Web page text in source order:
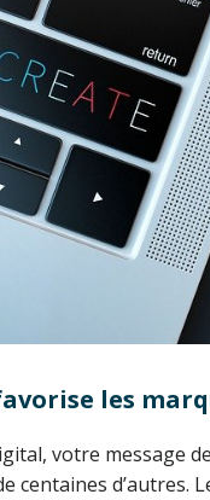
les
votre message
centaines d’autres.